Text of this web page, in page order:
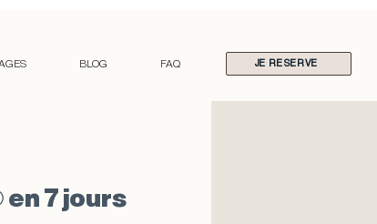
BLOG FAQ JE RESERVE
en 7 jours